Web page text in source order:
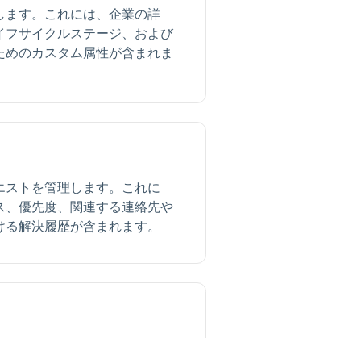
す。これには、企業の詳
サイクルステージ、および
のカスタム属性が含まれま
トを管理します。これに
優先度、関連する連絡先や
解決履歴が含まれます。